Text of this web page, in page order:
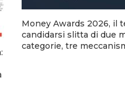
Money Awards 2026, il
candidarsi slitta di due
categorie, tre